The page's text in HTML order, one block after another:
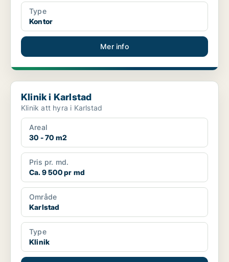
Type
Kontor
Mer info
Klinik i Karlstad
Klinik i Karlstad
Klinik att hyra i Karlstad
Areal
30 - 70 m2
Pris pr. md.
Ca. 9 500 pr md
Område
Karlstad
Type
Klinik